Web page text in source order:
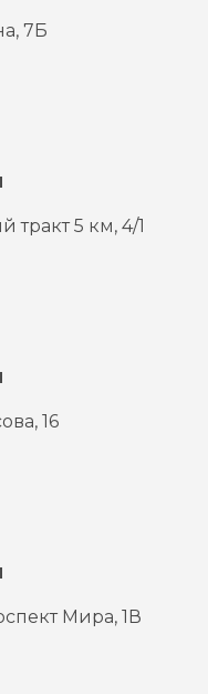
7Б
тракт 5 км, 4/1
16
Мира, 1В